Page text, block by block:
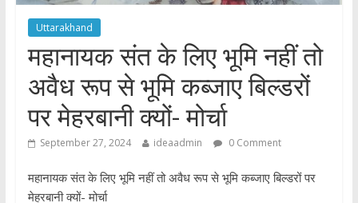
Uttarakhand
महानायक संत के लिए भूमि नहीं तो
अवैध रूप से भूमि कब्जाए बिल्डरों
पर मेहरबानी क्यों- मोर्चा
September 27, 2024 ideaadmin 0 Comment
महानायक संत के लिए भूमि नहीं तो अवैध रूप से भूमि कब्जाए बिल्डरों पर
मेहरबानी क्यों- मोर्चा